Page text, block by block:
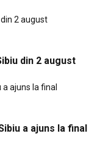
din 2 august
a ajuns la final